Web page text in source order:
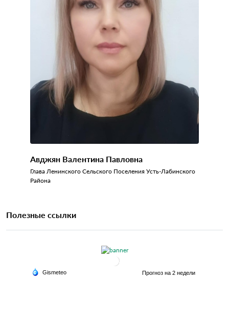
Авджян Валентина Павловна
Глава Ленинского Сельского Поселения Усть-Лабинского
Района
Полезные ссылки